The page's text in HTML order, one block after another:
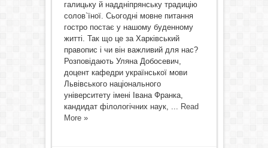
галицьку й наддніпрянську традицію
солов`їної. Сьогодні мовне питання
гостро постає у нашому буденному
житті. Так що це за Харківський
правопис і чи він важливий для нас?
Розповідають Уляна Добосевич,
доцент кафедри української мови
Львівського національного
університету імені Івана Франка,
кандидат філологічних наук, ... Read
More »